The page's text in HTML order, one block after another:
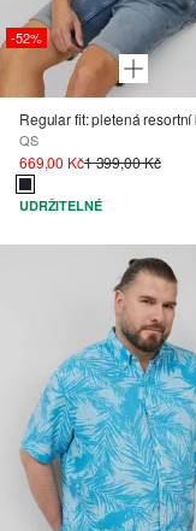
-52%
QS
669,00 Kč1 399,00 Kč
UDRŽITELNÉ